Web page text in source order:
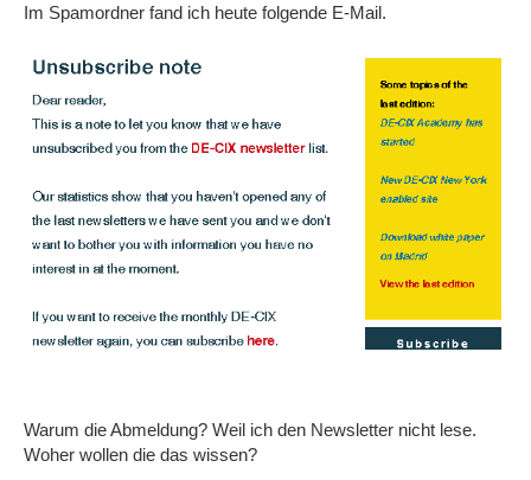
Im Spamordner fand ich heute folgende E-Mail.
Warum die Abmeldung? Weil ich den Newsletter nicht lese.
Woher wollen die das wissen?